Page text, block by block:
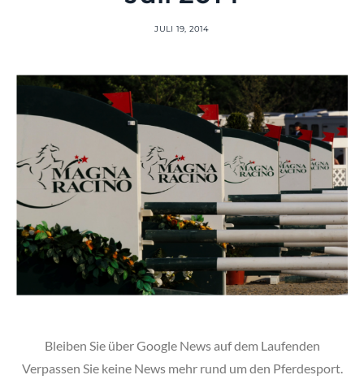
JULI 19, 2014
Bleiben Sie über Google News auf dem Laufenden
Verpassen Sie keine News mehr rund um den Pferdesport.